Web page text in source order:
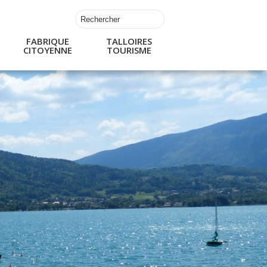
FABRIQUE
CITOYENNE
TALLOIRES
TOURISME